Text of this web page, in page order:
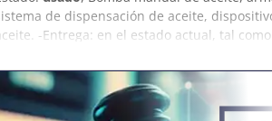
de dispensación de aceite,
-Entrega: en el estado actual, tal
las fotos para ver el estado. -Fabricante:
-N.º de referencia: 1.520201.1
litros. -Bomba: de accionamiento manual.
500/440/A820 mm. -Peso: 17 kg.